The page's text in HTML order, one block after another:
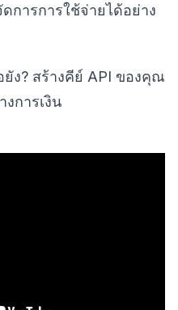
ารการใช้จ่ายได้อย่าง
ง? สร้างคีย์ API ของคุณ
การเงิน